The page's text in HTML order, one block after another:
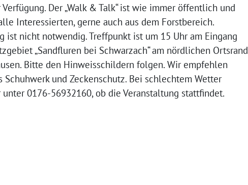
Der „Walk & Talk“ ist wie immer öffentlich und
Interessierten, gerne auch aus dem Forstbereich.
ist nicht notwendig. Treffpunkt ist um 15 Uhr am Eingang
„Sandfluren bei Schwarzach“ am nördlichen Ortsrand
Bitte den Hinweisschildern folgen. Wir empfehlen
Schuhwerk und Zeckenschutz. Bei schlechtem Wetter
0176-56932160, ob die Veranstaltung stattfindet.